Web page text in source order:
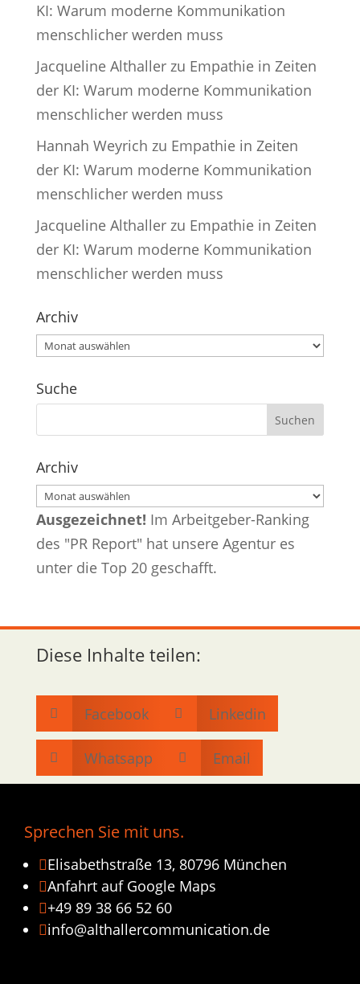
KI: Warum moderne Kommunikation
menschlicher werden muss
Jacqueline Althallerzu Empathie in Zeiten
der KI: Warum moderne Kommunikation
menschlicher werden muss
Hannah Weyrich zu Empathie in Zeiten
der KI: Warum moderne Kommunikation
menschlicher werden muss
Jacqueline Althallerzu Empathie in Zeiten
der KI: Warum moderne Kommunikation
menschlicher werden muss
Archiv
Archiv
Suche
Archiv
Archiv
Ausgezeichnet! Im Arbeitgeber-Ranking
des "PR Report" hat unsere Agentur es
unter die Top 20 geschafft.
Diese Inhalte teilen:
 Facebook  Linkedin
 Whatsapp  Email
Sprechen Sie mit uns.
Elisabethstraße 13, 80796 München
Anfahrt auf Google Maps
+49 89 38 66 52 60
info@althallercommunication.de